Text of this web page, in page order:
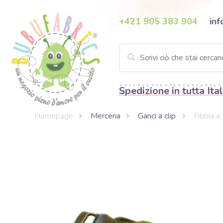
+421 905 383 904
Spedizione in tutta
Homepage Merceria Ganci a clip Fibbia